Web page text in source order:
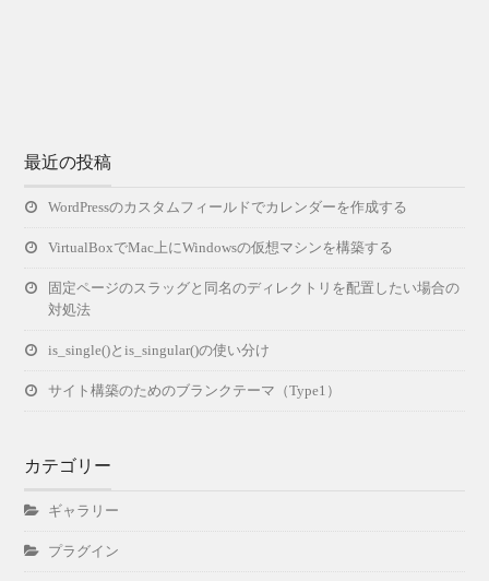
最近の投稿
WordPressのカスタムフィールドでカレンダーを作成する
VirtualBoxでMac上にWindowsの仮想マシンを構築する
固定ページのスラッグと同名のディレクトリを配置したい場合の
対処法
is_single()とis_singular()の使い分け
サイト構築のためのブランクテーマ（Type1）
カテゴリー
ギャラリー
プラグイン